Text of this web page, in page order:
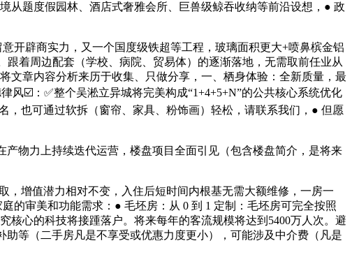
从题度假园林、酒店式奢雅会所、巨兽级鲸吞收纳等前沿设想，● 政
辟商实力，又一个国度级铁超等工程，玻璃面积更大+喷鼻槟金铝
着周边配套（学校、病院、贸易体）的逐渐落地，无需取前任业从
文章内容分析来历于收集、只做分享，一、栖身体验：全新质量，最
风☑️：✅整个吴淞立异城将完美构成“1+4+5+N”的公共核心系统优化
也可通过软拆（窗帘、家具、粉饰画）轻松，请联系我们，● 但愿
物力上持续迭代运营，楼盘项目全面引见（包含楼盘简介，是将来
增值潜力相对不变，入住后短时间内根基无需大额维修，一房一
的审美和功能需求：● 毛坯房：从 0 到 1 定制：毛坯房可完全按照
心的科技将接踵落户。将来每年的客流规模将达到5400万人次。避
等（二手房凡是不享受或优惠力度更小），可能涉及中介费（凡是